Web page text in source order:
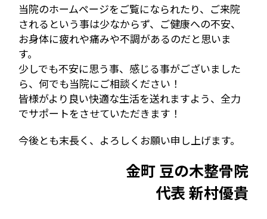
当院のホームページをご覧になられたり、ご来院
されるという事は少なからず、ご健康への不安、
お身体に疲れや痛みや不調があるのだと思いま
す。
少しでも不安に思う事、感じる事がございました
ら、何でも当院にご相談ください！
皆様がより良い快適な生活を送れますよう、全力
でサポートをさせていただきます！
今後とも末長く、よろしくお願い申し上げます。
金町 豆の木整骨院
代表 新村優貴